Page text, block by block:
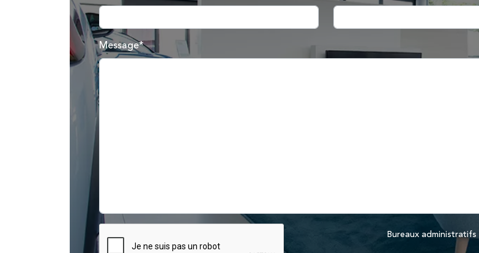
Message*
Bureaux administratifs